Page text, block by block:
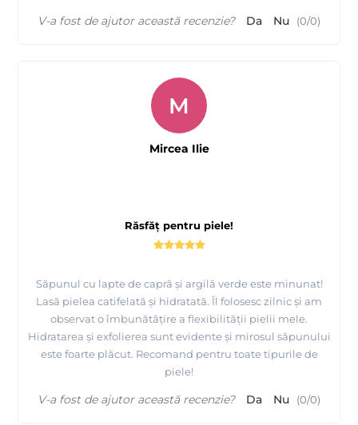
V-a fost de ajutor această recenzie? Da Nu (0/0)
Răsfăț pentru piele!
Săpunul cu lapte de capră și argilă verde este minunat!
Lasă pielea catifelată și hidratată. Îl folosesc zilnic și am
observat o îmbunătățire a flexibilității pielii mele.
Hidratarea și exfolierea sunt evidente și mirosul săpunului
este foarte plăcut. Recomand pentru toate tipurile de
piele!
M
Mircea Ilie
V-a fost de ajutor această recenzie? Da Nu (0/0)